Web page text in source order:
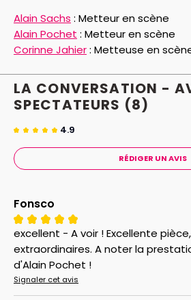
Alain Sachs : Metteur en scène
Alain Pochet : Metteur en scène
Corinne Jahier: Metteuse en
LA CONVERSATION -
SPECTATEURS (8)
4.9
RÉDIGER UN AVIS
Fonsco
excellent - A voir ! Excellente
extraordinaires. A noter la
d'Alain Pochet !
Signaler cet avis